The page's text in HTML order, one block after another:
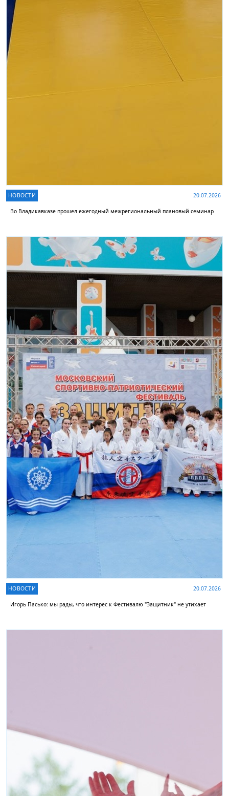
НОВОСТИ 20.07.2026
Во Владикавказе прошел ежегодный межрегиональный плановый семинар
НОВОСТИ 20.07.2026
Игорь Пасько: мы рады, что интерес к Фестивалю "Защитник" не утихает